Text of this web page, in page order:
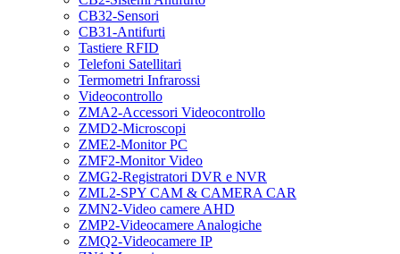
CB32-Sensori
CB31-Antifurti
Tastiere RFID
Telefoni Satellitari
Termometri Infrarossi
Videocontrollo
ZMA2-Accessori Videocontrollo
ZMD2-Microscopi
ZME2-Monitor PC
ZMF2-Monitor Video
ZMG2-Registratori DVR e NVR
ZML2-SPY CAM & CAMERA CAR
ZMN2-Video camere AHD
ZMP2-Videocamere Analogiche
ZMQ2-Videocamere IP